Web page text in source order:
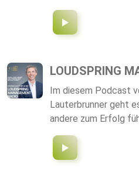
Wandel von der
LOUDSPRING
Im diesem Podcast
Lauterbrunner geht
andere zum Erfolg
überzeugt, dass
Erfolg oder
unseres Denkens,